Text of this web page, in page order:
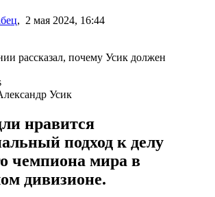
, 2 мая 2024, 16:44
Усик
нравится
подход к делу
чемпиона мира в
дивизионе.